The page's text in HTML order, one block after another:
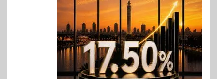
سوق وصلة
هواوي: هاتف nova 15
Max بطارية ضخمة وتصميم متين
جهازًا مثاليًا للشباب